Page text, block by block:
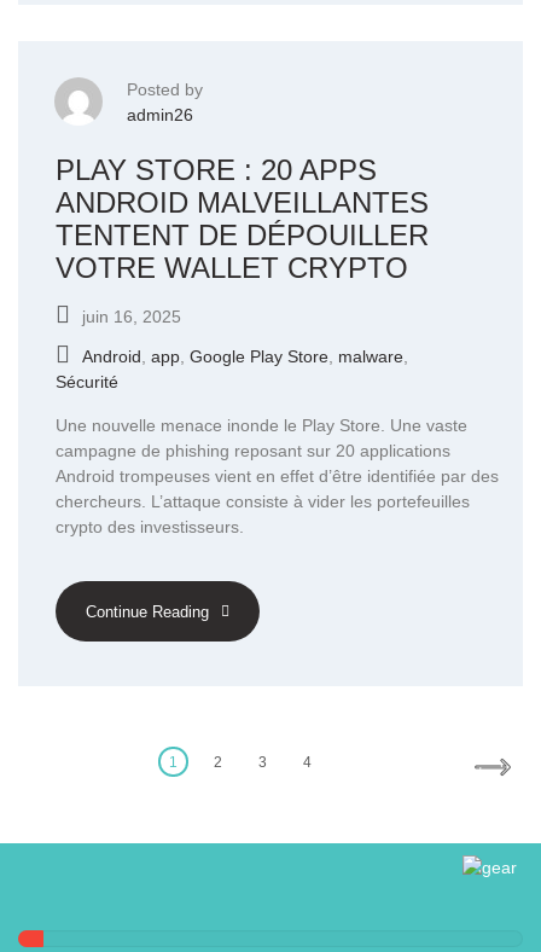
Posted by
admin26
PLAY STORE : 20 APPS
ANDROID MALVEILLANTES
TENTENT DE DÉPOUILLER
VOTRE WALLET CRYPTO
juin 16, 2025
Android app Google Play Store malware
Sécurité
Une nouvelle menace inonde le Play Store. Une vaste
campagne de phishing reposant sur 20 applications
Android trompeuses vient en effet d’être identifiée par des
chercheurs. L’attaque consiste à vider les portefeuilles
crypto des investisseurs.
Continue Reading
1 2 3 4